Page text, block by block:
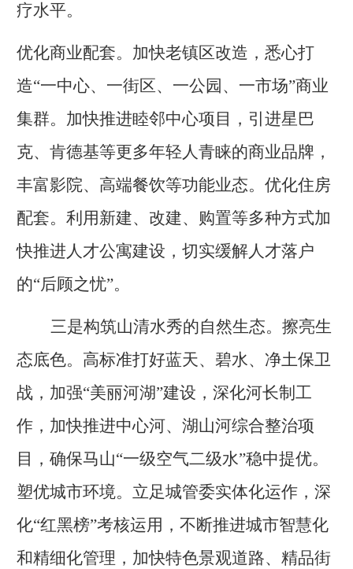
疗水平。
优化商业配套。加快老镇区改造，悉心打
造“一中心、一街区、一公园、一市场”商业
集群。加快推进睦邻中心项目，引进星巴
克、肯德基等更多年轻人青睐的商业品牌，
丰富影院、高端餐饮等功能业态。优化住房
配套。利用新建、改建、购置等多种方式加
快推进人才公寓建设，切实缓解人才落户
的“后顾之忧”。
三是构筑山清水秀的自然生态。擦亮生
态底色。高标准打好蓝天、碧水、净土保卫
战，加强“美丽河湖”建设，深化河长制工
作，加快推进中心河、湖山河综合整治项
目，确保马山“一级空气二级水”稳中提优。
塑优城市环境。立足城管委实体化运作，深
化“红黑榜”考核运用，不断推进城市智慧化
和精细化管理，加快特色景观道路、精品街